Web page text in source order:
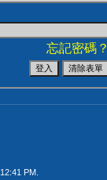
忘記密碼？
12:41 PM